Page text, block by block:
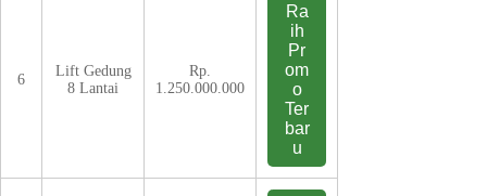
6
Lift Gedung
8 Lantai
Rp.
1.250.000.000
Ra
ih
Pr
om
o
Ter
bar
u